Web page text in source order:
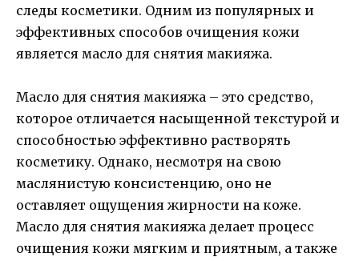
следы косметики. Одним из популярных и
эффективных способов очищения кожи
является масло для снятия макияжа.
Масло для снятия макияжа – это средство,
которое отличается насыщенной текстурой и
способностью эффективно растворять
косметику. Однако, несмотря на свою
маслянистую консистенцию, оно не
оставляет ощущения жирности на коже.
Масло для снятия макияжа делает процесс
очищения кожи мягким и приятным, а также